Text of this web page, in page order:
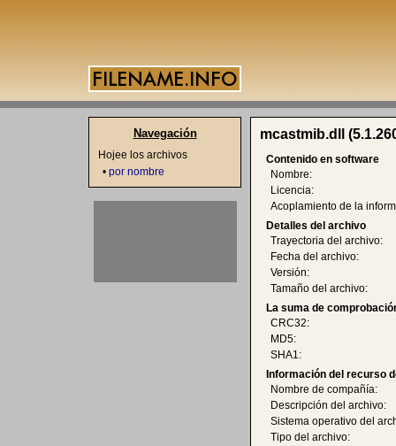
mcastmib.dll
Contenido en software
Nombre:
Licencia:
Acoplamiento de la
Detalles del archivo
Trayectoria del archivo:
Fecha del archivo:
Versión:
Tamaño del archivo:
La suma de
CRC32:
MD5:
SHA1:
Información del recurso
Nombre de compañía:
Descripción del archivo:
Sistema operativo del
Tipo del archivo:
Navegación
Hojee los archivos
• por nombre